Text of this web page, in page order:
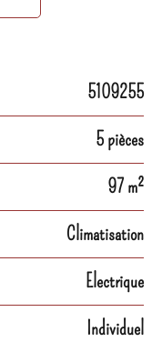
5109255
5 pièces
97 m²
Climatisation
Electrique
Individuel